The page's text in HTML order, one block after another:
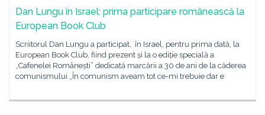
Dan Lungu în Israel: prima participare românească la
European Book Club
Scriitorul Dan Lungu a participat, în Israel, pentru prima dată, la
European Book Club, fiind prezent și la o ediție specială a
„Cafenelei Românești” dedicată marcării a 30 de ani de la căderea
comunismului „În comunism aveam tot ce-mi trebuie dar e